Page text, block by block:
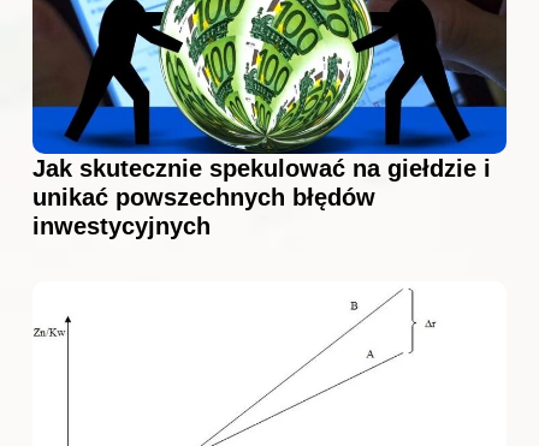
Jak skutecznie spekulować na giełdzie i
unikać powszechnych błędów
inwestycyjnych